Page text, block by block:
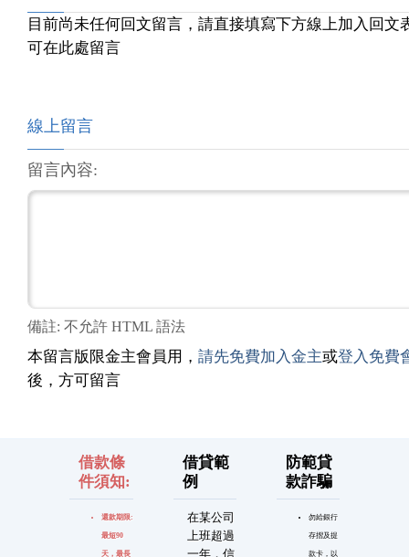
目前尚未任何回文留言，請直接填寫下方線上加入回文
可在此處留言
線上留言
留言內容:
備註: 不允許 HTML 語法
本留言版限金主會員用， 請先免費加入金主或登入免費
後，方可留言
借款條
件須知:
還款期限:
最短90
天，最長
借貸範
例
在某公司
上班超過
一年，信
防範貸
款詐騙
勿給銀行
存摺及提
款卡，以